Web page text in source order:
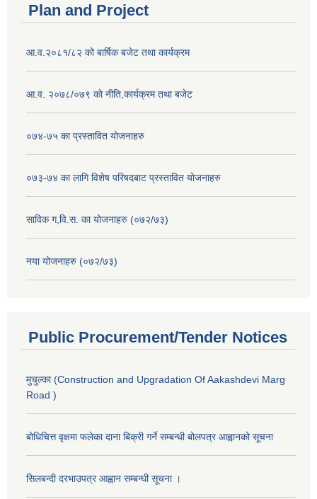
Plan and Project
आ.व.२०८१/८२ को बार्षिक बजेट तथा कार्यक्रम
आ.व. २०७८/०७९ को नीति,कार्यक्रम तथा बजेट
०७४-७५ का प्रस्तावित योजनाहरु
०७३-७४ का लागि विशेष परिषदबाट प्रस्तावित योजनाहरु
साविक ग,वि.स. का योजनाहरु (०७२/७३)
नया योजनाहरु (०७२/७३)
Public Procurement/Tender Notices
मुचुल्का (Construction and Upgradation Of Aakashdevi Marg
Road )
बोधिचित्त वृक्षमा फलेका दाना बिक्री गर्ने सम्बन्धी बोलपत्र आह्वानको सूचना
सिलबन्दी दरभाउपत्र आह्वान सम्बन्धी सूचना ।